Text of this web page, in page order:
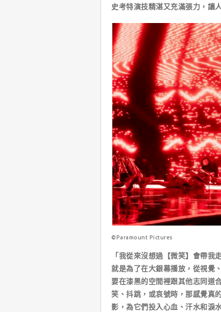
史考特演技精湛又充滿張力，讓
©Paramount Pictures
「我從來沒想過【微笑】會帶我
就是為了在大銀幕播放，從視覺
要在漆黑的空間裡跟其他志同道
笑、抖跳，或哀號時，那感覺真
影，為它們投入心血、汗水和淚